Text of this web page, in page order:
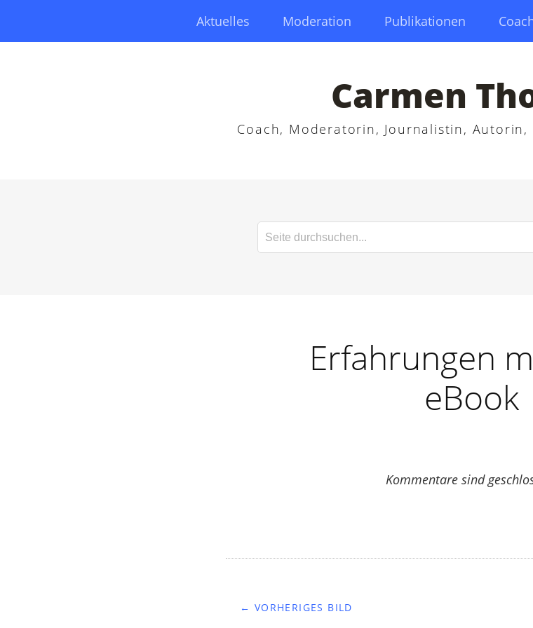
Aktuelles Moderation Publikationen
Carmen
Coach, Moderatorin, Journalistin,
Erfahrungen
eBook
Kommentare sind
← VORHERIGES BILD